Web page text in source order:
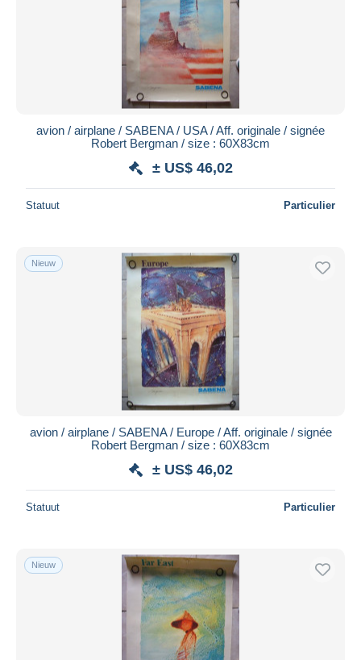
avion / airplane / SABENA / USA / Aff. originale / signée
Robert Bergman / size : 60X83cm
± US$ 46,02
Statuut Particulier
Nieuw
avion / airplane / SABENA / Europe / Aff. originale / signée
Robert Bergman / size : 60X83cm
± US$ 46,02
Statuut Particulier
Nieuw